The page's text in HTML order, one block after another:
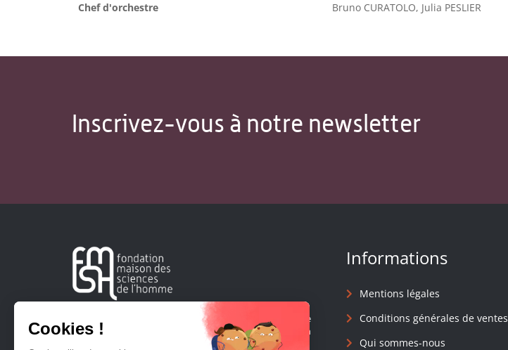
Chef d'orchestre Bruno CURATOLO, Julia PESLIER
Inscrivez-vous à notre newsletter
Créée en 1963, la Fondation Maison Sciences de l'Homme
soutient la recherche et la diffusion des connaissances en
Informations
Mentions légales
Conditions générales de ventes
Qui sommes-nous